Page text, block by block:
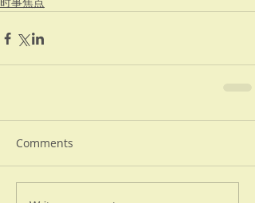
时事焦点
Comments